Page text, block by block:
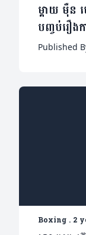
ម្ដាយ ម៉ឺ
បញ្ចប់រឿ
Published
Boxing . 2